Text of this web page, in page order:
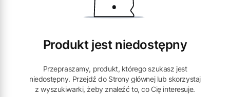
Produkt jest niedostępny
Przepraszamy, produkt, którego szukasz jest
niedostępny. Przejdź do Strony głównej lub skorzystaj
z wyszukiwarki, żeby znaleźć to, co Cię interesuje.